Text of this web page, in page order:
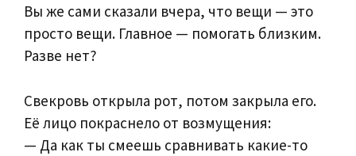
Вы же сами сказали вчера, что вещи — это
просто вещи. Главное — помогать близким.
Разве нет?
Свекровь открыла рот, потом закрыла его.
Её лицо покраснело от возмущения:
— Да как ты смеешь сравнивать какие-то